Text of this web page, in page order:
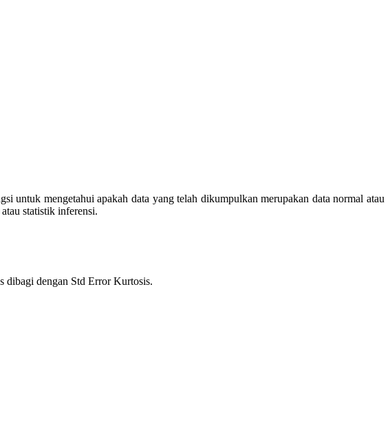
untuk mengetahui apakah data yang telah dikumpulkan merupakan data normal atau
statistik inferensi.
dibagi dengan Std Error Kurtosis.